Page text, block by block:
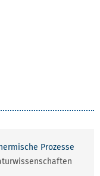
Prozesse